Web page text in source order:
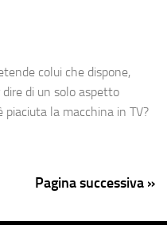
colui che dispone,
di un solo aspetto
piaciuta la macchina in TV?
Pagina successiva »